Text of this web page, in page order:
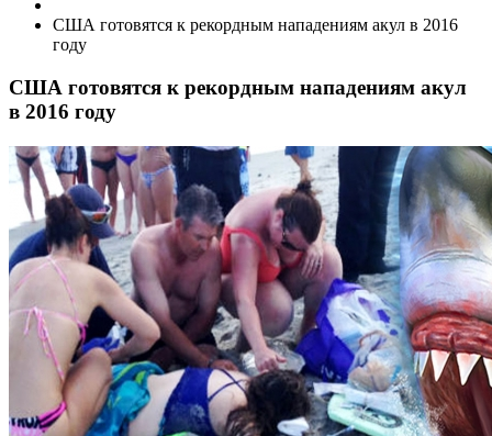
США готовятся к рекордным нападениям акул в 2016
году
США готовятся к рекордным нападениям акул
в 2016 году